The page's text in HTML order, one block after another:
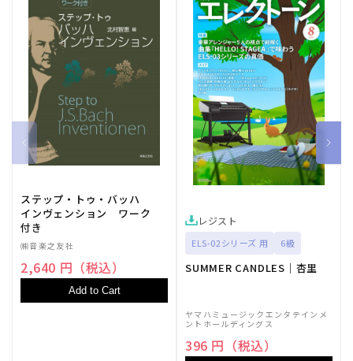
を
減
ら
す
を
増
や
す
ステップ・トゥ・バッハ
インヴェンション ワーク
付き
㈱音楽之友社
2,640 円（税込）
Add to Cart
レジスト
ELS-02シリーズ 用 6級
SUMMER CANDLES｜杏里
ヤマハミュージックエンタテインメ
ントホールディングス
396 円（税込）